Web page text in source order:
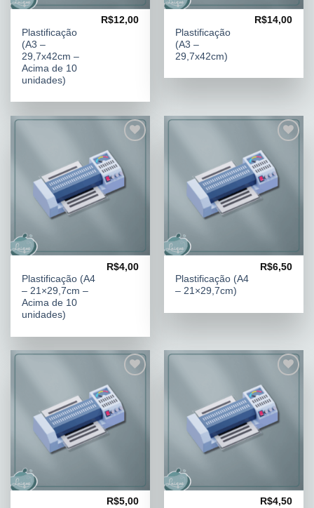
Plastificação
(A3 –
29,7x42cm –
Acima de 10
unidades)
R$12,00
Plastificação
(A3 –
29,7x42cm)
R$14,00
Adicionar
meus
desejos
Plastificação (A4
– 21×29,7cm –
Acima de 10
unidades)
R$4,00
Adicionar
meus
desejos
Plastificação (A4
– 21×29,7cm)
R$6,50
Adicionar
aos
meus
desejos
R$5,00
Adicionar
aos
meus
desejos
R$4,50